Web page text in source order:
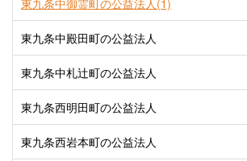
東九条中御霊町の公益法人(1)
東九条中殿田町の公益法人
東九条中札辻町の公益法人
東九条西明田町の公益法人
東九条西岩本町の公益法人